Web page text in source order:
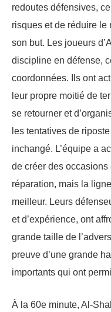
redoutes défensives,
risques et de réduire le
son but. Les joueurs
discipline en défense,
coordonnées. Ils ont
leur propre moitié de
se retourner et
les tentatives de
inchangé. L’équipe a
de créer des
réparation, mais la
meilleur. Leurs
et d’expérience, ont
grande taille de
preuve d’une grande
importants qui ont
À la 60e minute, Al-